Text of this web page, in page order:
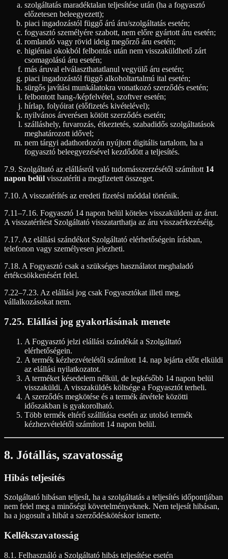
szolgáltatás maradéktalan teljesítése után (ha a fogyasztó
előzetesen beleegyezett);
piaci ingadozástól függő árú áru/szolgáltatás esetén;
fogyasztó személyére szabott, nem előre gyártott áru esetén;
romlandó vagy rövid ideig megőrző áru esetén;
higiéniai okokból felbontás után nem visszaküldhető zárt
csomagolású áru esetén;
más áruval elválaszthatatlanul vegyülő áru esetén;
piaci ingadozástól függő alkoholtartalmú ital esetén;
sürgős javítási munkálatokra vonatkozó szerződés esetén;
felbontott hang-/képfelvétel, szoftver esetén;
hírlap, folyóirat (előfizetés kivételével);
nyilvános árverésen kötött szerződés esetén;
szálláshely, fuvarozás, étkeztetés, szabadidős szolgáltatások
meghatározott idővel;
nem tárgyi adathordozón nyújtott digitális tartalom, ha a
fogyasztó beleegyezésével kezdődött a teljesítés.
7.9. Szolgáltató az elállásról való tudomásszerzésétől számított 14
napon belül visszatéríti a megfizetett összeget.
7.10. A visszatérítés az eredeti fizetési móddal történik.
7.11–7.16. Fogyasztó 14 napon belül köteles visszaküldeni az árut.
A visszatérítést Szolgáltató visszatarthatja az áru visszaérkezéséig.
7.17. Az elállási szándékot Szolgáltató elérhetőségein írásban,
telefonon vagy személyesen jelezheti.
7.18. A Fogyasztó csak a szükséges használatot meghaladó
értékcsökkenésért felel.
7.22–7.23. Az elállási jog csak Fogyasztókat illeti meg,
vállalkozásokat nem.
7.25. Elállási jog gyakorlásának menete
A Fogyasztó jelzi elállási szándékát a Szolgáltató
elérhetőségein.
A termék kézhezvételétől számított 14. nap lejárta előtt elküldi
az elállási nyilatkozatot.
A terméket késedelem nélkül, de legkésőbb 14 napon belül
visszaküldi. A visszaküldés költsége a Fogyasztót terheli.
A szerződés megkötése és a termék átvétele közötti
időszakban is gyakorolható.
Több termék eltérő szállítása esetén az utolsó termék
kézhezvételétől számított 14 napon belül.
8. Jótállás, szavatosság
Hibás teljesítés
Szolgáltató hibásan teljesít, ha a szolgáltatás a teljesítés időpontjában
nem felel meg a minőségi követelményeknek. Nem teljesít hibásan,
ha a jogosult a hibát a szerződéskötéskor ismerte.
Kellékszavatosság
8.1. Felhasználó a Szolgáltató hibás teljesítése esetén